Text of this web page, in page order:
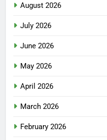
August 2026
July 2026
June 2026
May 2026
April 2026
March 2026
February 2026